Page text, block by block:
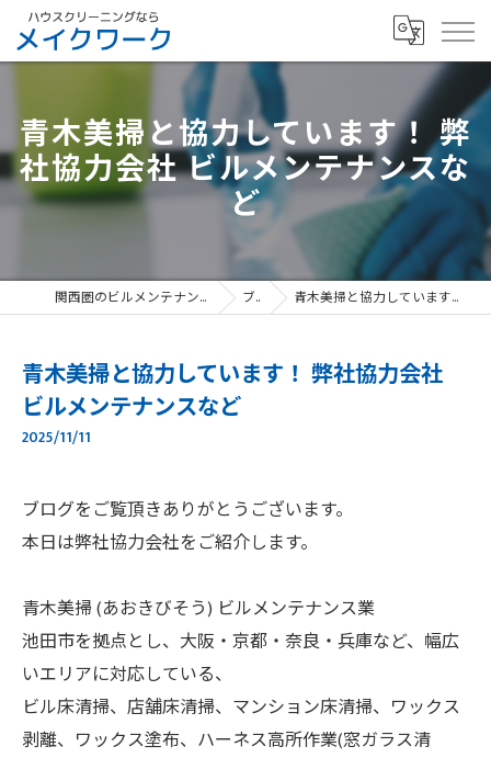
青木美掃と協力しています！ 弊
社協力会社 ビルメンテナンスな
ど
関西圏のビルメンテナンスなら、寝屋川市のメイクワーク ブログ 青木美掃と協力しています！ 弊社協力会社 ビルメンテナンスなど
青木美掃と協力しています！ 弊社協力会社
ビルメンテナンスなど
2025/11/11
ブログをご覧頂きありがとうございます。
本日は弊社協力会社をご紹介します。
青木美掃 (あおきびそう) ビルメンテナンス業
池田市を拠点とし、大阪・京都・奈良・兵庫など、幅広
いエリアに対応している、
ビル床清掃、店舗床清掃、マンション床清掃、ワックス
剥離、ワックス塗布、ハーネス高所作業(窓ガラス清